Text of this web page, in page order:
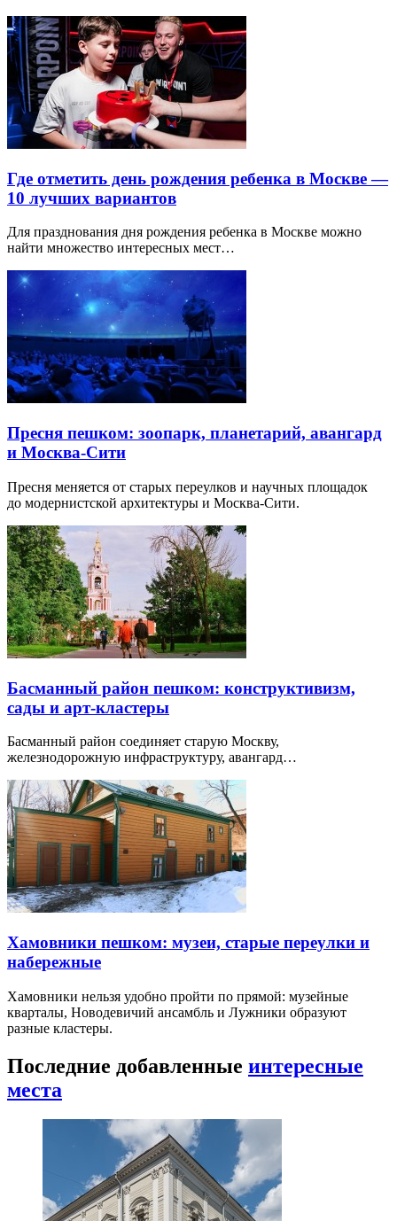
Где отметить день рождения ребенка в Москве —
10 лучших вариантов
Для празднования дня рождения ребенка в Москве можно
найти множество интересных мест…
Пресня пешком: зоопарк, планетарий, авангард
и Москва-Сити
Пресня меняется от старых переулков и научных площадок
до модернистской архитектуры и Москва-Сити.
Басманный район пешком: конструктивизм,
сады и арт-кластеры
Басманный район соединяет старую Москву,
железнодорожную инфраструктуру, авангард…
Хамовники пешком: музеи, старые переулки и
набережные
Хамовники нельзя удобно пройти по прямой: музейные
кварталы, Новодевичий ансамбль и Лужники образуют
разные кластеры.
Последние добавленные интересные
места